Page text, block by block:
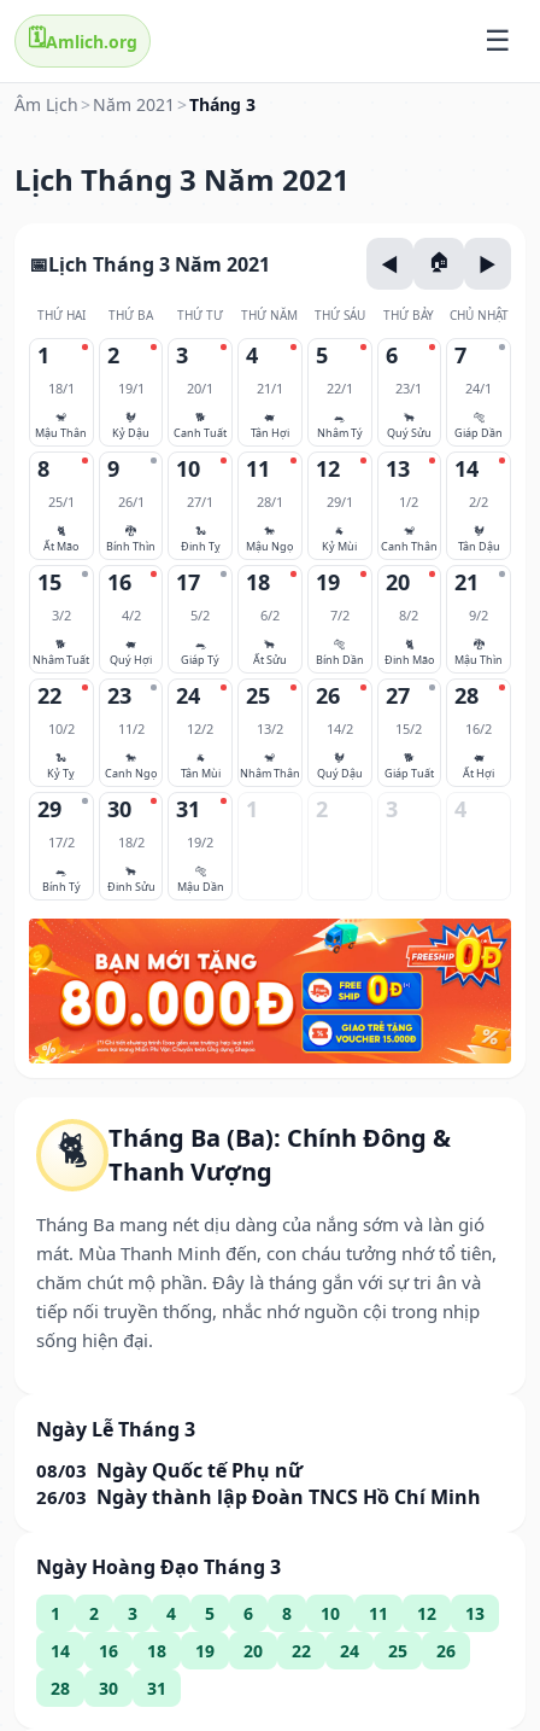
🗓️Amlich.org
Âm Lịch > Năm 2021 >Tháng 3
Lịch Tháng 3 Năm 2021
🐈
Tháng Ba (Ba): Chính Đông &
Thanh Vượng
Tháng Ba mang nét dịu dàng của nắng sớm và làn gió
mát. Mùa Thanh Minh đến, con cháu tưởng nhớ tổ tiên,
chăm chút mộ phần. Đây là tháng gắn với sự tri ân và
tiếp nối truyền thống, nhắc nhớ nguồn cội trong nhịp
sống hiện đại.
Ngày Lễ Tháng 3
08/03 Ngày Quốc tế Phụ nữ
26/03 Ngày thành lập Đoàn TNCS Hồ Chí Minh
Ngày Hoàng Đạo Tháng 3
1 2 3 4 5 6 8 10 11 12
13
14
16 18 19 20 22 24 25
26
28
30 31
Lịch Tháng 3 Năm 2021
THỨ HAI THỨ BA THỨ TƯ THỨ NĂM THỨ SÁU THỨ BẢY CHỦ NHẬT
1
18/1
🐒
Mậu Thân
2
19/1
🐓
Kỷ Dậu
3
20/1
🐕
Canh Tuất
4
21/1
🐖
Tân Hợi
5
22/1
🐀
Nhâm Tý
6
23/1
🐂
Quý Sửu
7
24/1
🐅
Giáp Dần
8
25/1
🐈
Ất Mão
9
26/1
🐉
Bính Thìn
10
27/1
🐍
Đinh Tỵ
11
28/1
🐎
Mậu Ngọ
12
29/1
🐐
Kỷ Mùi
13
1/2
🐒
Canh Thân
14
2/2
🐓
Tân Dậu
15
3/2
🐕
Nhâm Tuất
16
4/2
🐖
Quý Hợi
17
5/2
🐀
Giáp Tý
18
6/2
🐂
Ất Sửu
19
7/2
🐅
Bính Dần
20
8/2
🐈
Đinh Mão
21
9/2
🐉
Mậu Thìn
22
10/2
🐍
Kỷ Tỵ
23
11/2
🐎
Canh Ngọ
24
12/2
🐐
Tân Mùi
25
13/2
🐒
Nhâm Thân
26
14/2
🐓
Quý Dậu
27
15/2
🐕
Giáp Tuất
28
16/2
🐖
Ất Hợi
29
17/2
🐀
Bính Tý
30
18/2
🐂
Đinh Sửu
31
19/2
🐅
Mậu Dần
1 2 3 4